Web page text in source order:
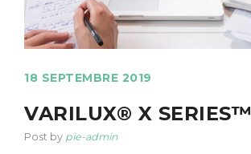
18 SEPTEMBRE 2019
VARILUX® X SERIES™
Post by pie-admin